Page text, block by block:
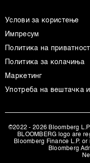
Услови за користење
Импресум
Политика на приватност
Политика за колачиња
Маркетинг
Употреба на вештачка
©2022 - 2026 Bloomberg
BLOOMBERG logo are
Bloomberg Finance L.P.
Bloomberg